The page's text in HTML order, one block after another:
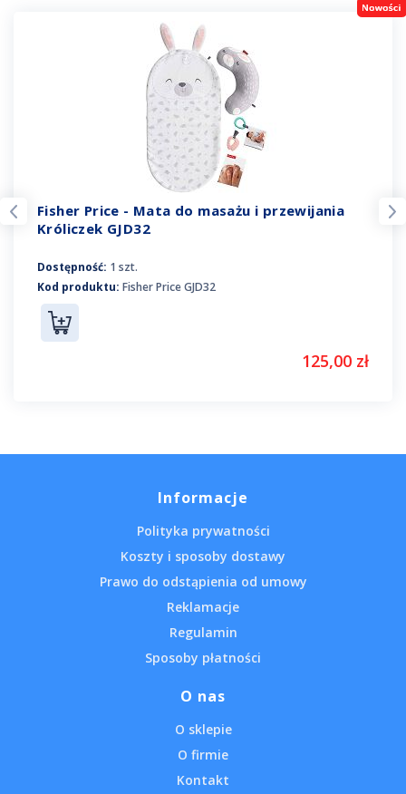
Fisher Price - Mata do masażu i przewijania
Króliczek GJD32
Dostępność: 1 szt.
Kod produktu: Fisher Price GJD32
125,00 zł
Informacje
Polityka prywatności
Koszty i sposoby dostawy
Prawo do odstąpienia od umowy
Reklamacje
Regulamin
Sposoby płatności
O nas
O sklepie
O firmie
Kontakt